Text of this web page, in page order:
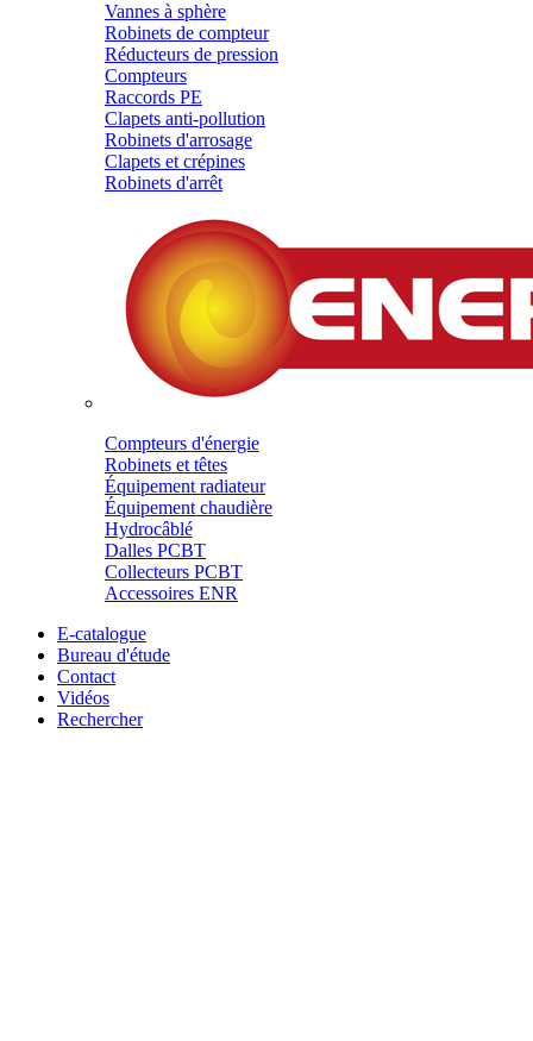
Vannes à sphère
Robinets de compteur
Réducteurs de pression
Compteurs
Raccords PE
Clapets anti-pollution
Robinets d'arrosage
Clapets et crépines
Robinets d'arrêt
Compteurs d'énergie
Robinets et têtes
Équipement radiateur
Équipement chaudière
Hydrocâblé
Dalles PCBT
Collecteurs PCBT
Accessoires ENR
E-catalogue
Bureau d'étude
Contact
Vidéos
Rechercher